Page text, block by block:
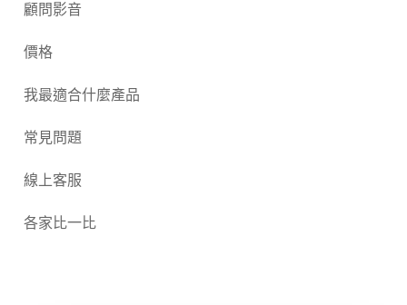
顧問影音
價格
我最適合什麼產品
常見問題
線上客服
各家比一比